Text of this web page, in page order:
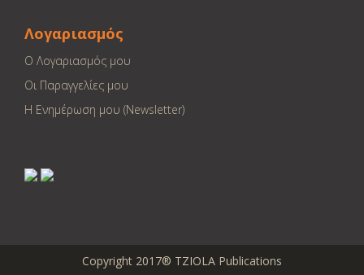
Λογαριασμός
Ο Λογαριασμός μου
Οι Παραγγελίες μου
Η Ενημέρωση μου (Newsletter)
Copyright 2017® TZIOLA Publications